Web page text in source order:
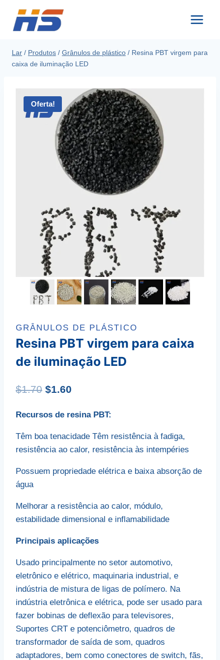
para
Lar / Produtos / Grânulos de plástico / Resina PBT virgem para
caixa de iluminação LED
Oferta!
GRÂNULOS DE PLÁSTICO
Resina PBT virgem para caixa
de iluminação LED
$1.70 O
era:
$1.70.
$1.60
é:
$1.60.
Recursos de resina PBT:
Têm boa tenacidade Têm resistência à fadiga,
resistência ao calor, resistência às intempéries
Possuem propriedade elétrica e baixa absorção de
água
Melhorar a resistência ao calor, módulo,
estabilidade dimensional e inflamabilidade
Principais aplicações
Usado principalmente no setor automotivo,
eletrônico e elétrico, maquinaria industrial, e
indústria de mistura de ligas de polímero. Na
indústria eletrônica e elétrica, pode ser usado para
fazer bobinas de deflexão para televisores,
Suportes CRT e potenciômetro, quadros de
transformador de saída de som, quadros
adaptadores, bem como conectores de switch, fãs,